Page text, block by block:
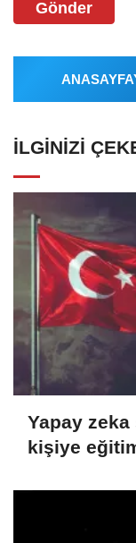
Gönder
İLGINIZI
Yapay
kişiye